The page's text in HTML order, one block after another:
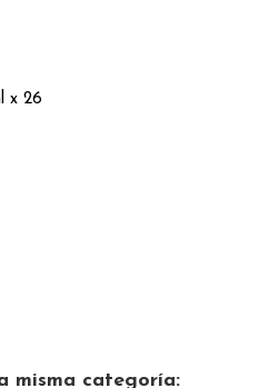
x 26
misma categoría: